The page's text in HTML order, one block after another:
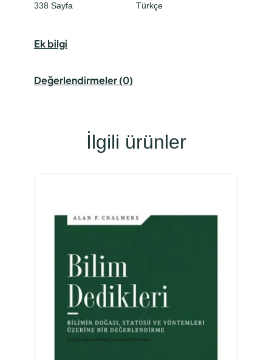
338 Sayfa
Türkçe
Ek bilgi
Değerlendirmeler (0)
İlgili ürünler